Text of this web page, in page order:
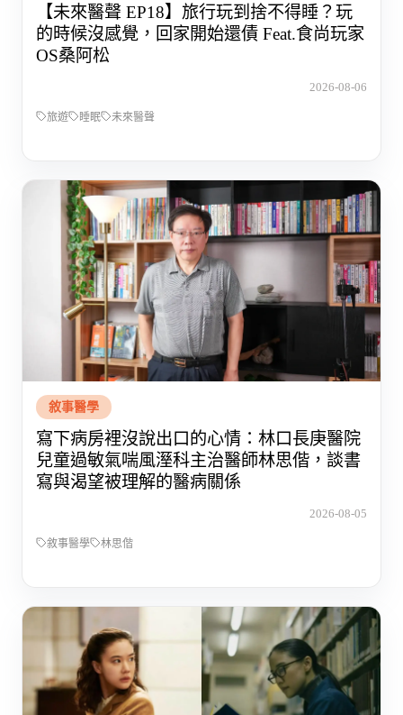
【未來醫聲 EP18】旅行玩到捨不得睡？玩
的時候沒感覺，回家開始還債 Feat.食尚玩家
OS桑阿松
2026-08-06
旅遊 睡眠 未來醫聲
敘事醫學
寫下病房裡沒說出口的心情：林口長庚醫院
兒童過敏氣喘風溼科主治醫師林思偕，談書
寫與渴望被理解的醫病關係
2026-08-05
敘事醫學 林思偕